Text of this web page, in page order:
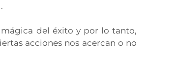
del éxito y por lo tanto,
acciones nos acercan o no